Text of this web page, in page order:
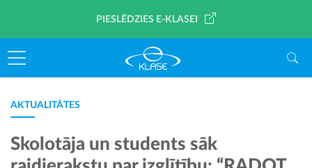
PIESLĒDZIES E-KLASEI
AKTUALITĀTES
Skolotāja un students sāk